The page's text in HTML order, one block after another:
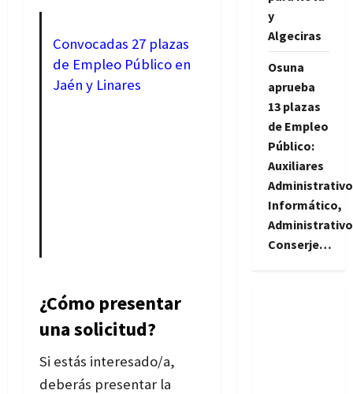
Convocadas 27 plazas
de Empleo Público en
Jaén y Linares
¿Cómo presentar
una solicitud?
Si estás interesado/a,
deberás presentar la
y
Algeciras
Osuna
aprueba
13 plazas
de Empleo
Público:
Auxiliares
Informático,
Conserje…